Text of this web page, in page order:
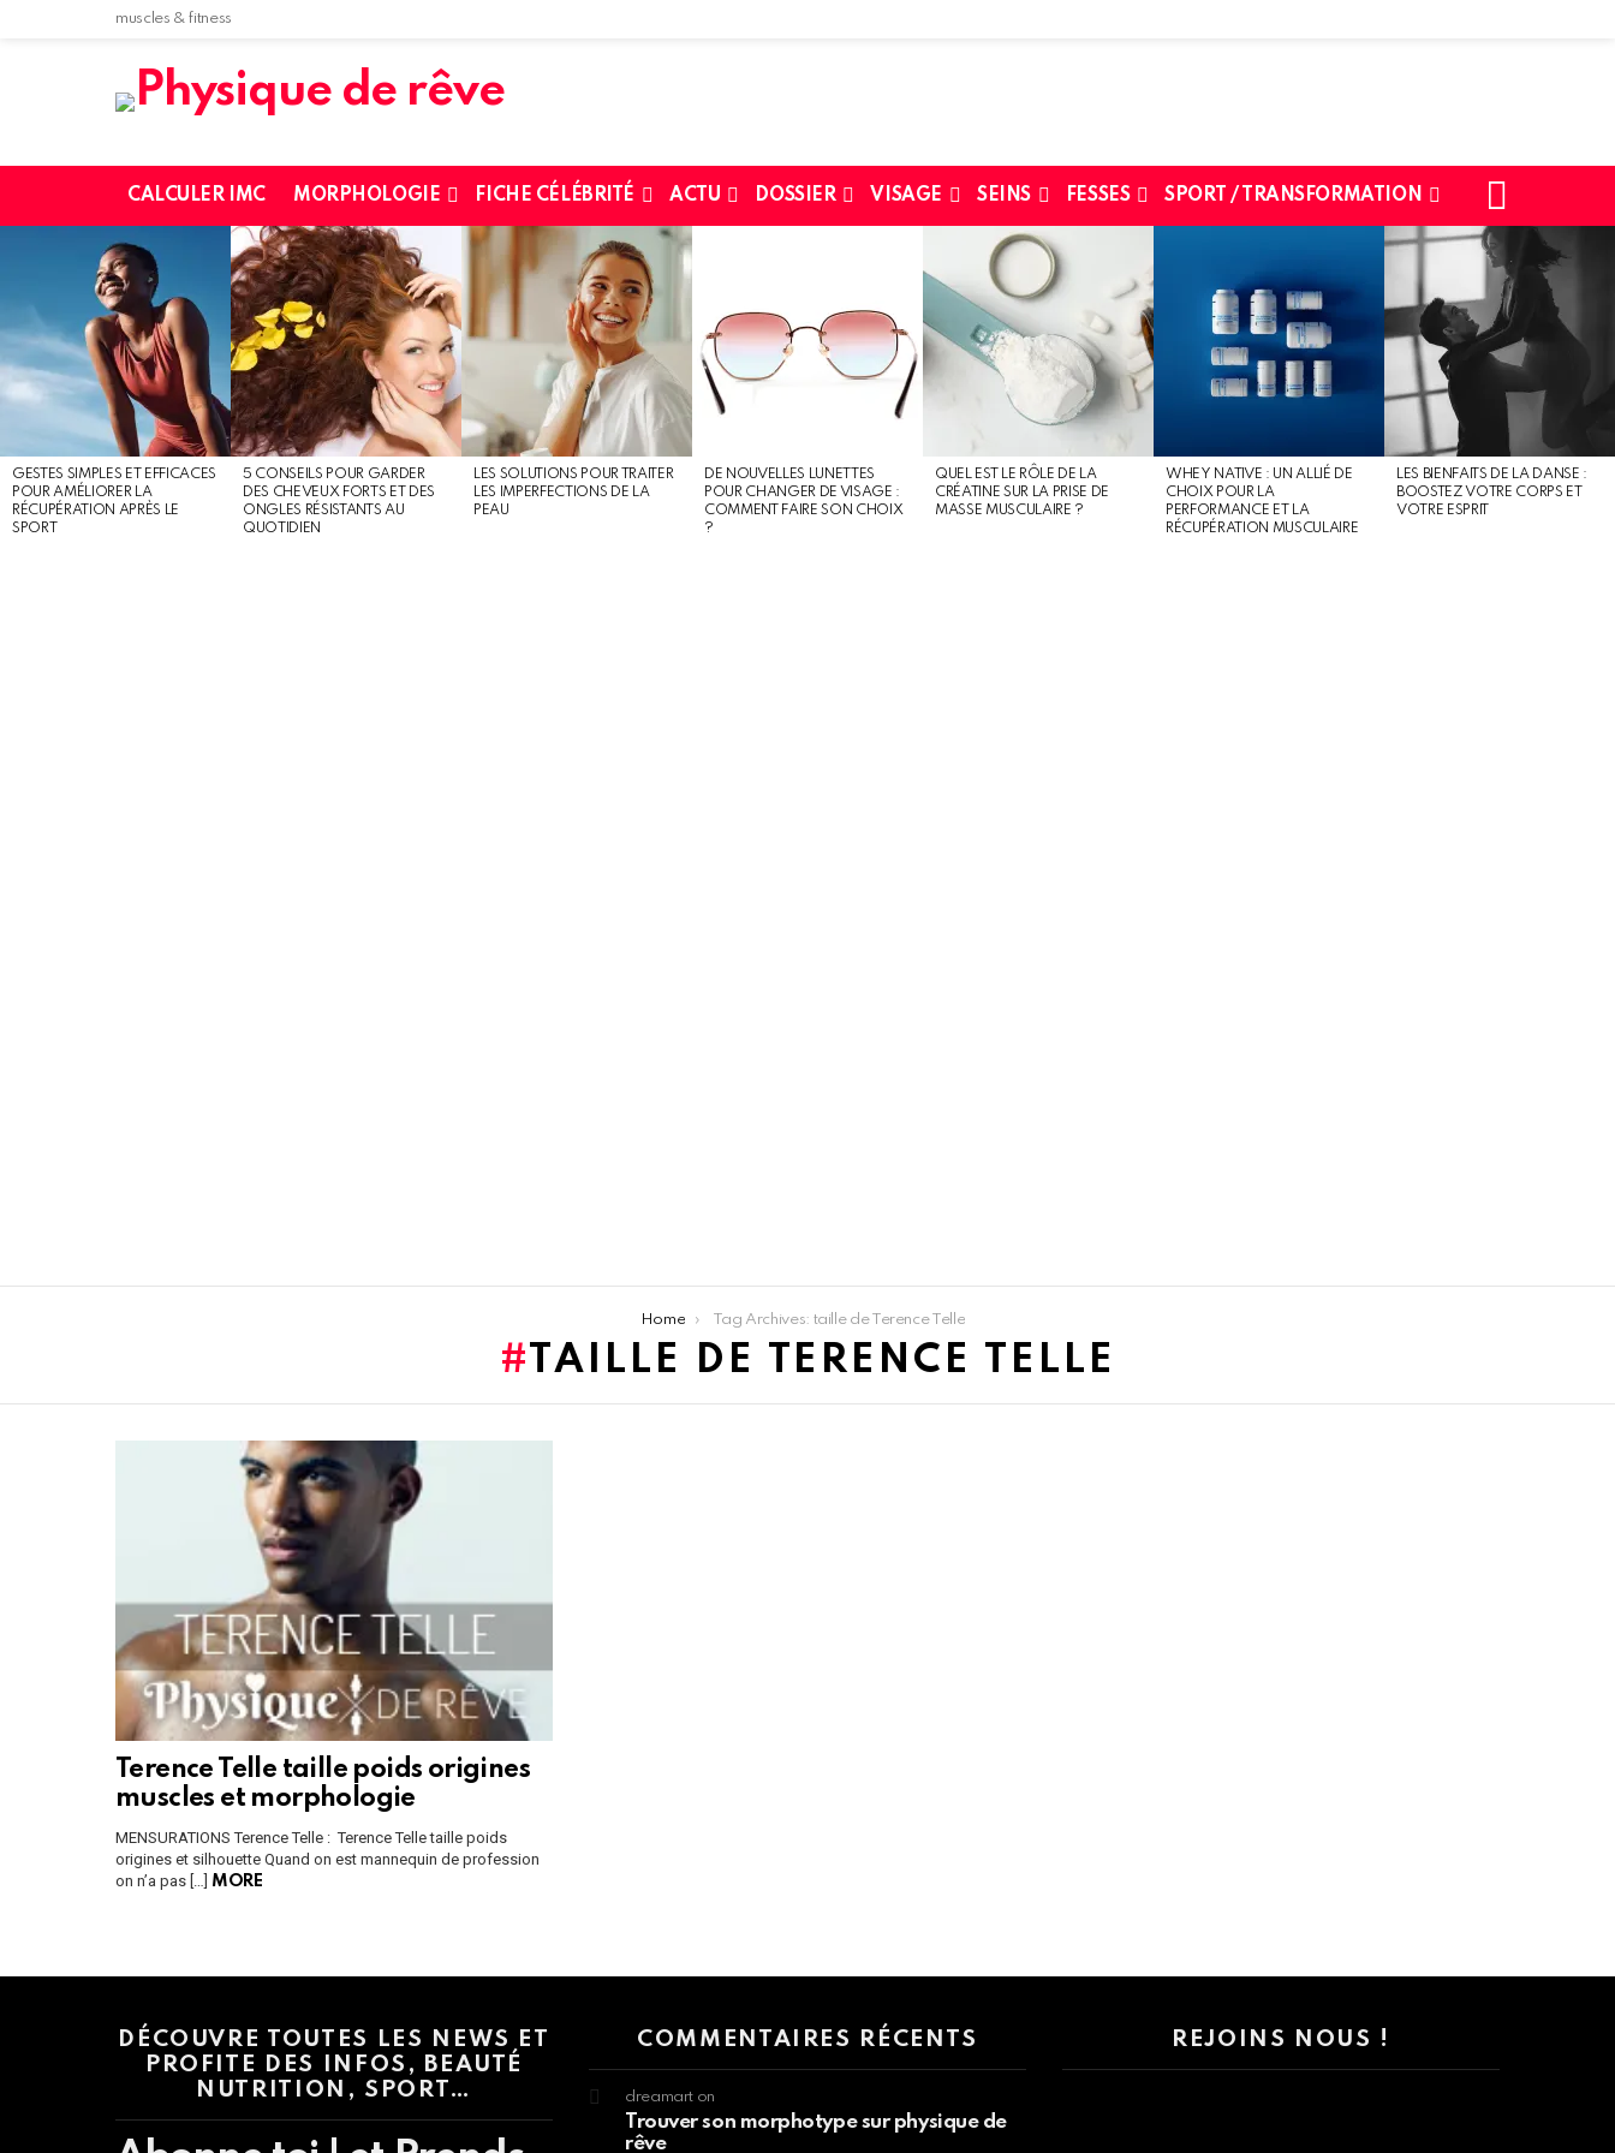
muscles & fitness
CALCULER IMC MORPHOLOGIE FICHE CÉLÉBRITÉ ACTU DOSSIER VISAGE SEINS FESSES SPORT / TRANSFORMATION
GESTES SIMPLES ET EFFICACES
POUR AMÉLIORER LA
RÉCUPÉRATION APRÈS LE
SPORT
5 CONSEILS POUR GARDER
DES CHEVEUX FORTS ET DES
ONGLES RÉSISTANTS AU
QUOTIDIEN
LES SOLUTIONS POUR TRAITER
LES IMPERFECTIONS DE LA
PEAU
DE NOUVELLES LUNETTES
POUR CHANGER DE VISAGE :
COMMENT FAIRE SON CHOIX
?
QUEL EST LE RÔLE DE LA
CRÉATINE SUR LA PRISE DE
MASSE MUSCULAIRE ?
WHEY NATIVE : UN ALLIÉ DE
CHOIX POUR LA
PERFORMANCE ET LA
RÉCUPÉRATION MUSCULAIRE
LES BIENFAITS DE LA DANSE :
BOOSTEZ VOTRE CORPS ET
VOTRE ESPRIT
Home Tag Archives: taille de Terence Telle
TAILLE DE TERENCE TELLE
Terence Telle taille poids origines
muscles et morphologie
MENSURATIONS Terence Telle : Terence Telle taille poids
origines et silhouette Quand on est mannequin de profession
on n’a pas […] MORE
DÉCOUVRE TOUTES LES NEWS ET
PROFITE DES INFOS, BEAUTÉ
NUTRITION, SPORT…
COMMENTAIRES RÉCENTS
dreamart on
Trouver son morphotype sur physique de
rêve
REJOINS NOUS !